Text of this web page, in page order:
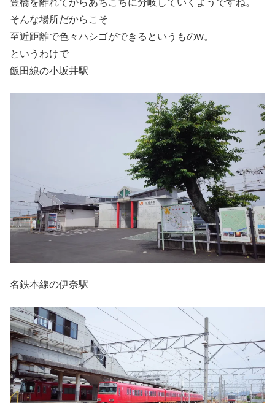
そんな場所だからこそ
至近距離で色々ハシゴができるというものw。
というわけで
飯田線の小坂井駅
名鉄本線の伊奈駅